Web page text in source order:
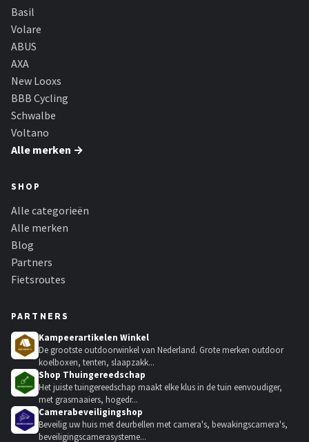
Basil
Volare
ABUS
AXA
New Looxs
BBB Cycling
Schwalbe
Voltano
Alle merken →
SHOP
Alle categorieën
Alle merken
Blog
Partners
Fietsroutes
PARTNERS
Kampeerartikelen Winkel
De grootste outdoorwinkel van Nederland. Grote merken outdoor
koelboxen, tenten, slaapzakk...
Shop Thuingereedschap
Het juiste tuingereedschap maakt elke klus in de tuin eenvoudiger,
met grasmaaiers, hogedr...
Camerabeveiligingshop
Beveilig uw huis met deurbellen met camera's, bewakingscamera's,
beveiligingscamerasysteme...